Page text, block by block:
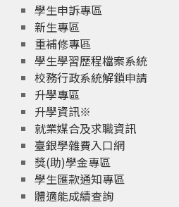
學生申訴專區
新生專區
重補修專區
學生學習歷程檔案系統
校務行政系統解鎖申請
升學專區
升學資訊※
就業媒合及求職資訊
臺銀學雜費入口網
獎(助)學金專區
學生匯款通知專區
體適能成績查詢